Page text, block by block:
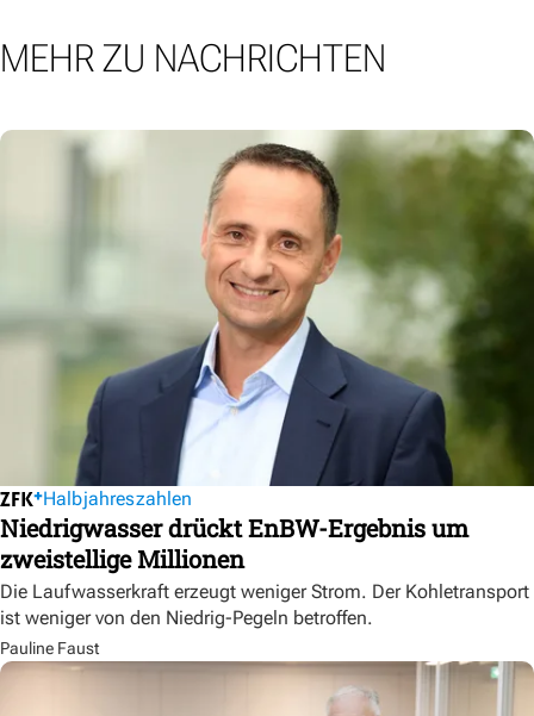
MEHR ZU NACHRICHTEN
Halbjahreszahlen
Niedrigwasser drückt EnBW-Ergebnis um
zweistellige Millionen
Die Laufwasserkraft erzeugt weniger Strom. Der Kohletransport
ist weniger von den Niedrig-Pegeln betroffen.
Pauline Faust